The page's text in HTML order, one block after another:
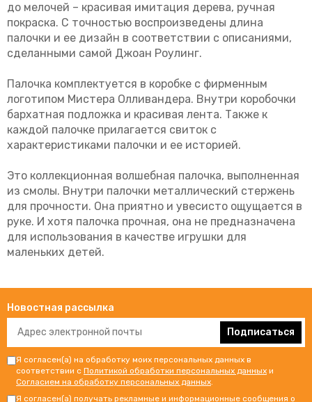
до мелочей – красивая имитация дерева, ручная
покраска. С точностью воспроизведены длина
палочки и ее дизайн в соответствии с описаниями,
сделанными самой Джоан Роулинг.
Палочка комплектуется в коробке с фирменным
логотипом Мистера Олливандера. Внутри коробочки
бархатная подложка и красивая лента. Также к
каждой палочке прилагается свиток с
характеристиками палочки и ее историей.
Это коллекционная волшебная палочка, выполненная
из смолы. Внутри палочки металлический стержень
для прочности. Она приятно и увесисто ощущается в
руке. И хотя палочка прочная, она не предназначена
для использования в качестве игрушки для
маленьких детей.
Новостная рассылка
Подписаться
Я согласен(а) на обработку моих персональных данных в
соответствии с Политикой обработки персональных данных и
Согласием на обработку персональных данных.
Я согласен(а) получать рекламные и информационные сообщения о